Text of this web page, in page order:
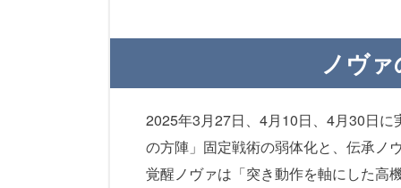
ノヴ
2025年3月27日、4月10日、4月30日
の方陣」固定戦術の弱体化と、伝承ノ
覚醒ノヴァは「突き動作を軸にした高